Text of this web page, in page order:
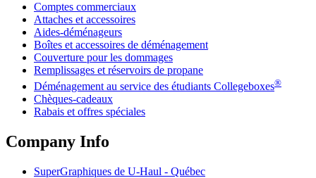
Comptes commerciaux
Attaches et accessoires
Aides-déménageurs
Boîtes et accessoires de déménagement
Couverture pour les dommages
Remplissages et réservoirs de propane
Déménagement au service des étudiants Collegeboxes®
Chèques-cadeaux
Rabais et offres spéciales
Company Info
SuperGraphiques de U-Haul - Québec